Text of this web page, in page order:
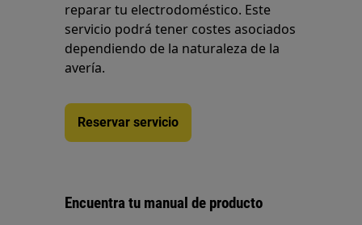
reparar tu electrodoméstico. Este
servicio podrá tener costes asociados
dependiendo de la naturaleza de la
avería.
Reservar servicio
Encuentra tu manual de producto